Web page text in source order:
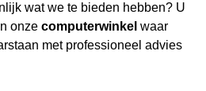
wat we te bieden hebben? U
onze computerwinkel waar
met professioneel advies